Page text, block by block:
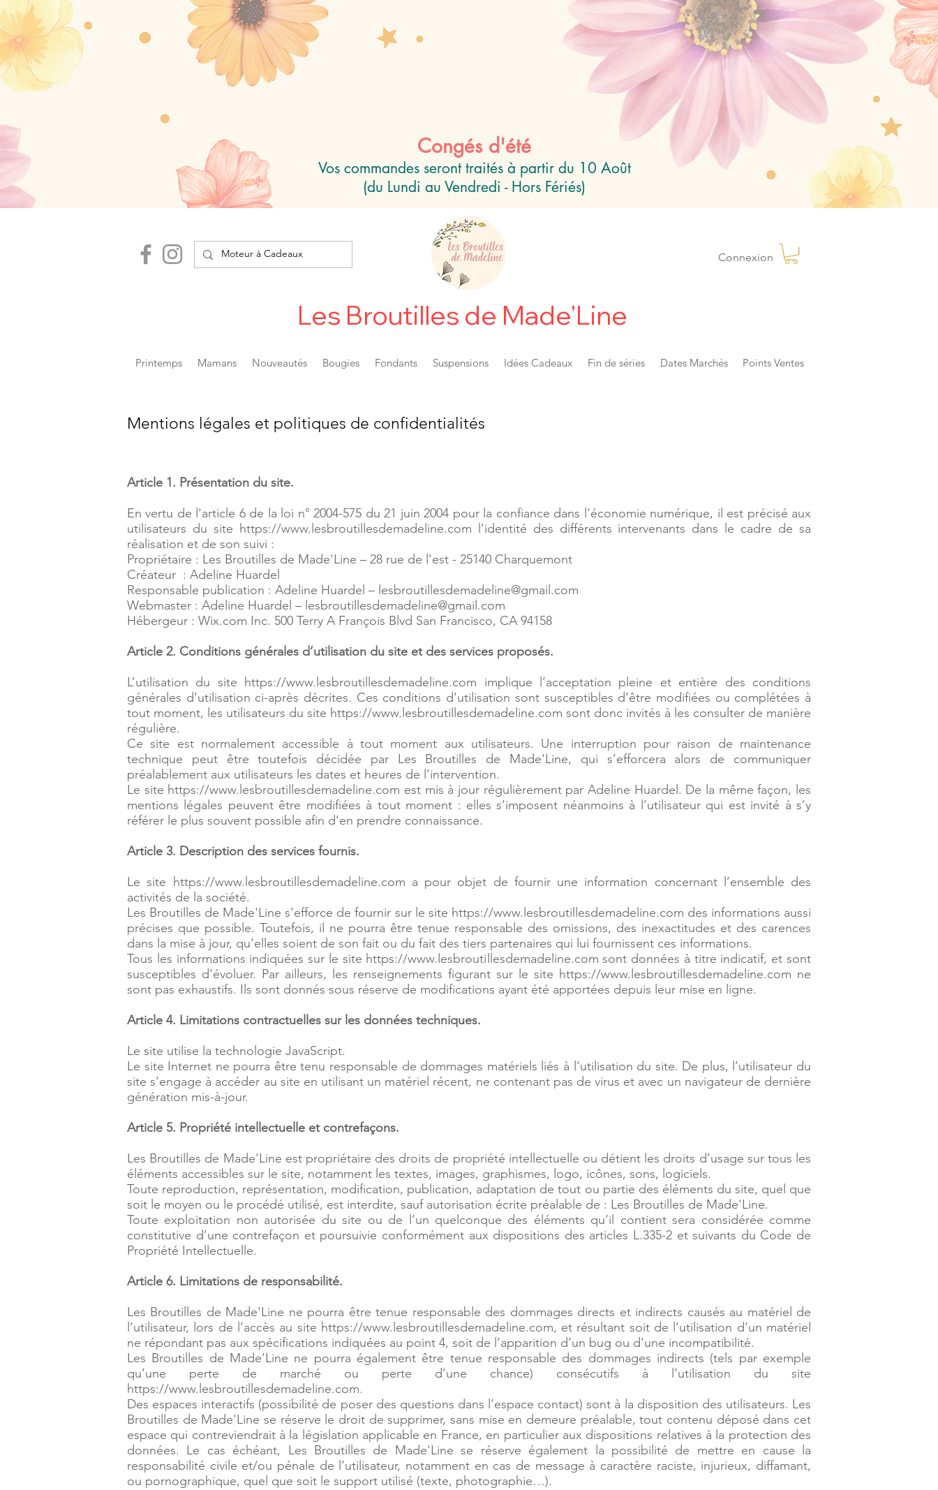
Congés d'été
Vos commandes seront traités à partir du 10 Août
(du Lundi au Vendredi - Hors Fériés)
Connexion
Les Broutilles de Made'Line
Printemps Mamans Nouveautés Bougies Fondants Suspensions Idées Cadeaux Fin de séries Dates Marchés Points Ventes
Mentions légales et politiques de confidentialités
Article 1. Présentation du site.
En vertu de l'article 6 de la loi n° 2004-575 du 21 juin 2004 pour la confiance dans l'économie numérique, il est précisé aux
utilisateurs du site https://www.lesbroutillesdemadeline.com l'identité des différents intervenants dans le cadre de sa
réalisation et de son suivi :
Propriétaire : Les Broutilles de Made'Line – 28 rue de l'est - 25140 Charquemont
Créateur : Adeline Huardel
Responsable publication : Adeline Huardel – lesbroutillesdemadeline@gmail.com
Webmaster : Adeline Huardel – lesbroutillesdemadeline@gmail.com
Hébergeur : Wix.com Inc. 500 Terry A François Blvd San Francisco, CA 94158
Article 2. Conditions générales d’utilisation du site et des services proposés.
L’utilisation du site https://www.lesbroutillesdemadeline.com implique l’acceptation pleine et entière des conditions
générales d’utilisation ci-après décrites. Ces conditions d’utilisation sont susceptibles d’être modifiées ou complétées à
tout moment, les utilisateurs du site https://www.lesbroutillesdemadeline.com sont donc invités à les consulter de manière
régulière.
Ce site est normalement accessible à tout moment aux utilisateurs. Une interruption pour raison de maintenance
technique peut être toutefois décidée par Les Broutilles de Made'Line, qui s’efforcera alors de communiquer
préalablement aux utilisateurs les dates et heures de l’intervention.
Le site https://www.lesbroutillesdemadeline.com est mis à jour régulièrement par Adeline Huardel. De la même façon, les
mentions légales peuvent être modifiées à tout moment : elles s’imposent néanmoins à l’utilisateur qui est invité à s’y
référer le plus souvent possible afin d’en prendre connaissance.
Article 3. Description des services fournis.
Le site https://www.lesbroutillesdemadeline.com a pour objet de fournir une information concernant l’ensemble des
activités de la société.
Les Broutilles de Made'Line s’efforce de fournir sur le site https://www.lesbroutillesdemadeline.com des informations aussi
précises que possible. Toutefois, il ne pourra être tenue responsable des omissions, des inexactitudes et des carences
dans la mise à jour, qu’elles soient de son fait ou du fait des tiers partenaires qui lui fournissent ces informations.
Tous les informations indiquées sur le site https://www.lesbroutillesdemadeline.com sont données à titre indicatif, et sont
susceptibles d’évoluer. Par ailleurs, les renseignements figurant sur le site https://www.lesbroutillesdemadeline.com ne
sont pas exhaustifs. Ils sont donnés sous réserve de modifications ayant été apportées depuis leur mise en ligne.
Article 4. Limitations contractuelles sur les données techniques.
Le site utilise la technologie JavaScript.
Le site Internet ne pourra être tenu responsable de dommages matériels liés à l’utilisation du site. De plus, l’utilisateur du
site s’engage à accéder au site en utilisant un matériel récent, ne contenant pas de virus et avec un navigateur de dernière
génération mis-à-jour.
Article 5. Propriété intellectuelle et contrefaçons.
Les Broutilles de Made'Line est propriétaire des droits de propriété intellectuelle ou détient les droits d’usage sur tous les
éléments accessibles sur le site, notamment les textes, images, graphismes, logo, icônes, sons, logiciels.
Toute reproduction, représentation, modification, publication, adaptation de tout ou partie des éléments du site, quel que
soit le moyen ou le procédé utilisé, est interdite, sauf autorisation écrite préalable de : Les Broutilles de Made'Line.
Toute exploitation non autorisée du site ou de l’un quelconque des éléments qu’il contient sera considérée comme
constitutive d’une contrefaçon et poursuivie conformément aux dispositions des articles L.335-2 et suivants du Code de
Propriété Intellectuelle.
Article 6. Limitations de responsabilité.
Les Broutilles de Made'Line ne pourra être tenue responsable des dommages directs et indirects causés au matériel de
l’utilisateur, lors de l’accès au site https://www.lesbroutillesdemadeline.com, et résultant soit de l’utilisation d’un matériel
ne répondant pas aux spécifications indiquées au point 4, soit de l’apparition d’un bug ou d’une incompatibilité.
Les Broutilles de Made'Line ne pourra également être tenue responsable des dommages indirects (tels par exemple
qu’une perte de marché ou perte d’une chance) consécutifs à l’utilisation du site
https://www.lesbroutillesdemadeline.com.
Des espaces interactifs (possibilité de poser des questions dans l’espace contact) sont à la disposition des utilisateurs. Les
Broutilles de Made'Line se réserve le droit de supprimer, sans mise en demeure préalable, tout contenu déposé dans cet
espace qui contreviendrait à la législation applicable en France, en particulier aux dispositions relatives à la protection des
données. Le cas échéant, Les Broutilles de Made'Line se réserve également la possibilité de mettre en cause la
responsabilité civile et/ou pénale de l’utilisateur, notamment en cas de message à caractère raciste, injurieux, diffamant,
ou pornographique, quel que soit le support utilisé (texte, photographie…).